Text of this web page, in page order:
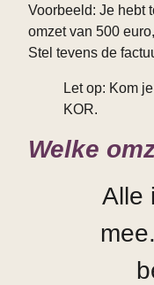
Voorbeeld: Je hebt
omzet van 500
Stel tevens de
Let op: Kom
KOR.
Welke
Alle